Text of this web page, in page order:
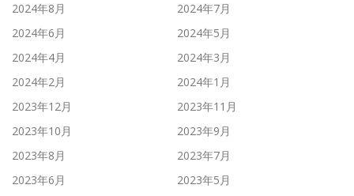
2024年8月
2024年7月
2024年6月
2024年5月
2024年4月
2024年3月
2024年2月
2024年1月
2023年12月
2023年11月
2023年10月
2023年9月
2023年8月
2023年7月
2023年6月
2023年5月